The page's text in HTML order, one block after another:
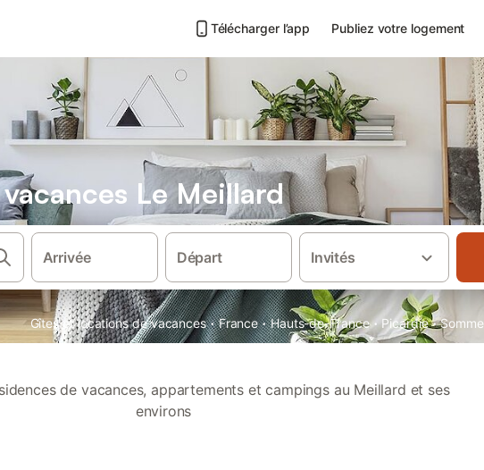
Télécharger l’app Publiez votre logement
Le Meillard
Arrivée Départ Invités
Gîtes et locations de vacances · France · Hauts-de-France · Picardie · Somme
de vacances, appartements et campings au Meillard et ses
environs